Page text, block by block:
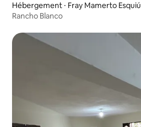
Hébergement ⋅ Fray Mamerto Esquiú
Rancho Blanco